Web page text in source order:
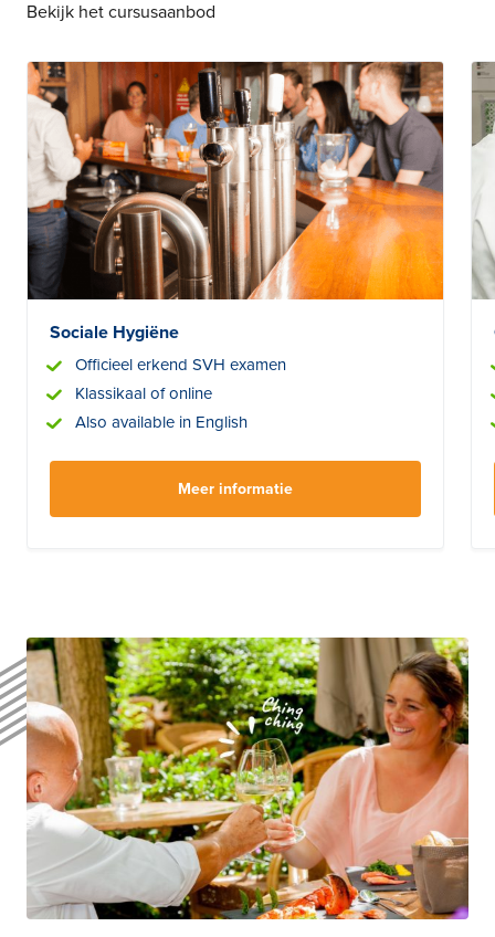
Bekijk het cursusaanbod
Sociale Hygiëne
Officieel erkend SVH examen
Klassikaal of online
Also available in English
Meer informatie